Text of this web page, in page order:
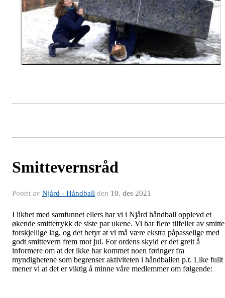
Smittevernsråd
Postet av Njård - Håndball den 10. des 2021
I likhet med samfunnet ellers har vi i Njård håndball opplevd et
økende smittetrykk de siste par ukene. Vi har flere tilfeller av
forskjellige lag, og det betyr at vi må være ekstra påpasselige med
godt smittevern frem mot jul. For ordens skyld er det greit å
informere om at det ikke har kommet noen føringer fra
myndighetene som begrenser aktiviteten i håndballen p.t. Like fullt
mener vi at det er viktig å minne våre medlemmer om følgende: